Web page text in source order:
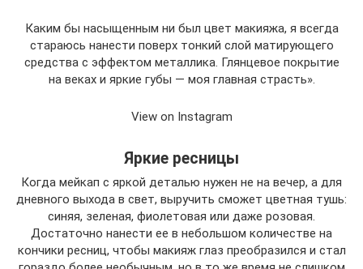
Каким бы насыщенным ни был цвет макияжа, я всегда
стараюсь нанести поверх тонкий слой матирующего
средства с эффектом металлика. Глянцевое покрытие
на веках и яркие губы — моя главная страсть».
View on Instagram
Яркие ресницы
Когда мейкап с яркой деталью нужен не на вечер, а для
дневного выхода в свет, выручить сможет цветная тушь:
синяя, зеленая, фиолетовая или даже розовая.
Достаточно нанести ее в небольшом количестве на
кончики ресниц, чтобы макияж глаз преобразился и стал